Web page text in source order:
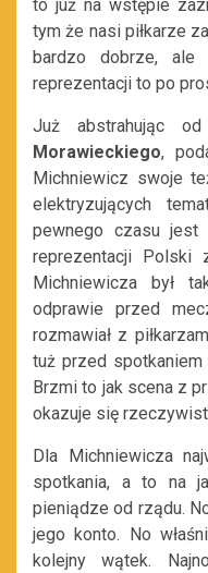
to już na wstępie
tym że nasi piłkarze
bardzo dobrze,
reprezentacji to po
Już abstrahując
Morawieckiego,
Michniewicz swoje
elektryzujących
pewnego czasu jest
reprezentacji Polski
Michniewicza był
odprawie przed
rozmawiał z
tuż przed
Brzmi to jak scena z
okazuje się
Dla Michniewicza
spotkania, a to na
pieniądze od rządu.
jego konto. No
kolejny wątek.